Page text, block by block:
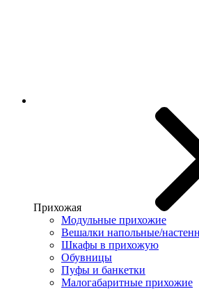
Прихожая
Модульные прихожие
Вешалки напольные/
Шкафы в прихожую
Обувницы
Пуфы и банкетки
Малогабаритные прихожие